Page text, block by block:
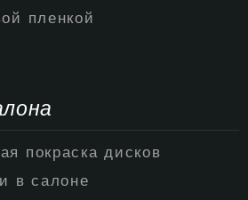
пленкой
покраска дисков
в салоне